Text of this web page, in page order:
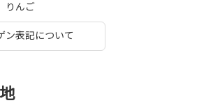
りんご
ン表記について